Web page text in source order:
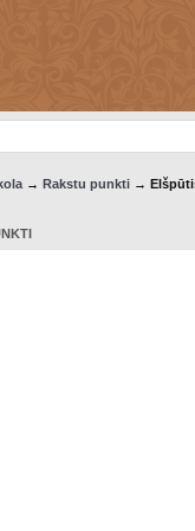
→ Rakstu punkti→